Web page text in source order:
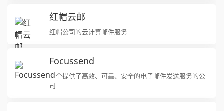
红帽云邮
红帽公司的云计算邮件服务
Focussend
一个提供了高效、可靠、安全的电子邮件发送服务的公
司